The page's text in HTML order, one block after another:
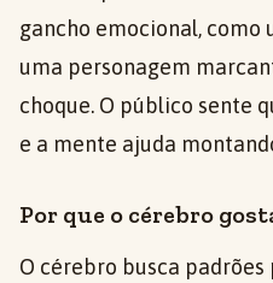
gancho emocional, como
uma personagem
choque. O público sente
e a mente ajuda
Por que o cérebro
O cérebro busca